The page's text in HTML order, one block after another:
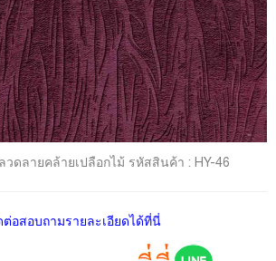
วดลายคล้ายเปลือกไม้ รหัสสินค้า : HY-46
ต่อสอบถามรายละเอียดได้ที่นี่